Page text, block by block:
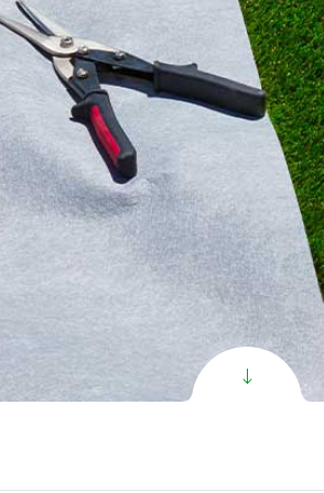
Synthétique
C PR Gazon
V PR Gazon
Gazon
Gazon de Football